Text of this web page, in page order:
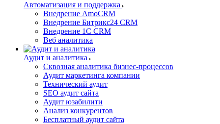
Автоматизация и поддержка
Внедрение AmoCRM
Внедрение Битрикс24 CRM
Внедрение 1C CRM
Веб аналитика
Аудит и аналитика
Сквозная аналитика бизнес-процессов
Аудит маркетинга компании
Технический аудит
SEO аудит сайта
Аудит юзабилити
Анализ конкурентов
Бесплатный аудит сайта